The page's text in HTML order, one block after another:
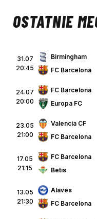
OSTATNIE
31.07
20:45
Birmingham
FC Barcelona
24.07
20:00
FC Barcelona
Europa FC
23.05
21:00
Valencia CF
FC Barcelona
17.05
21:15
FC Barcelona
Betis
13.05
21:30
Alaves
FC Barcelona